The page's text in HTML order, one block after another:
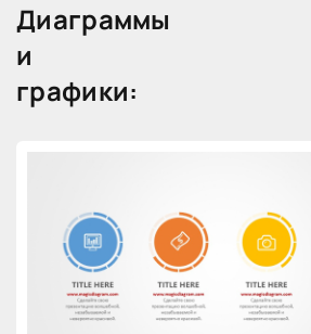
Диаграммы
и
графики: